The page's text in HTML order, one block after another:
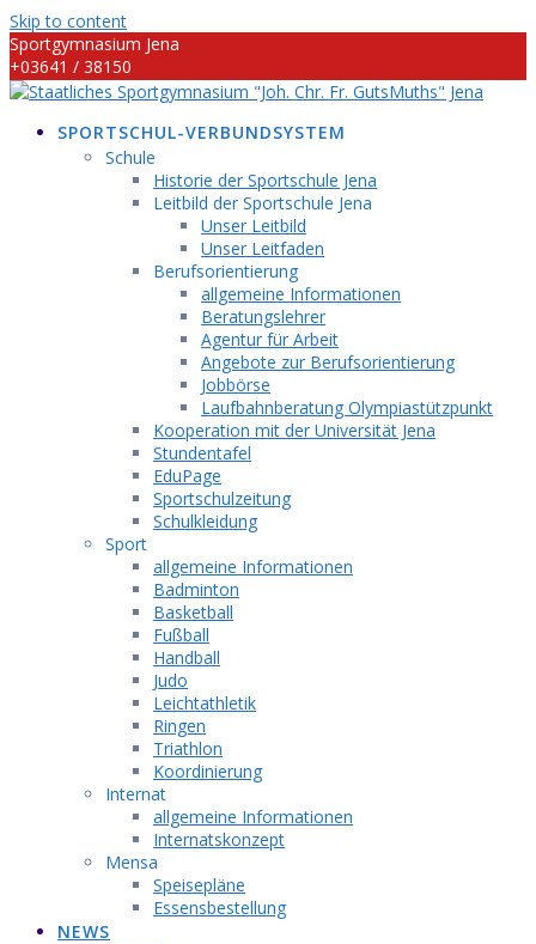
Skip to content
Sportgymnasium Jena
+03641 / 38150
info@sportgymnasium-jena.info
SPORTSCHUL-VERBUNDSYSTEM
Schule
Historie der Sportschule Jena
Leitbild der Sportschule Jena
Unser Leitbild
Unser Leitfaden
Berufsorientierung
allgemeine Informationen
Beratungslehrer
Agentur für Arbeit
Angebote zur Berufsorientierung
Jobbörse
Laufbahnberatung Olympiastützpunkt
Kooperation mit der Universität Jena
Stundentafel
EduPage
Sportschulzeitung
Schulkleidung
Sport
allgemeine Informationen
Badminton
Basketball
Fußball
Handball
Judo
Leichtathletik
Ringen
Triathlon
Koordinierung
Internat
allgemeine Informationen
Internatskonzept
Mensa
Speisepläne
Essensbestellung
NEWS